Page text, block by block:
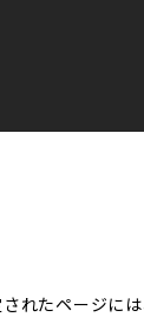
さい。
れたページには